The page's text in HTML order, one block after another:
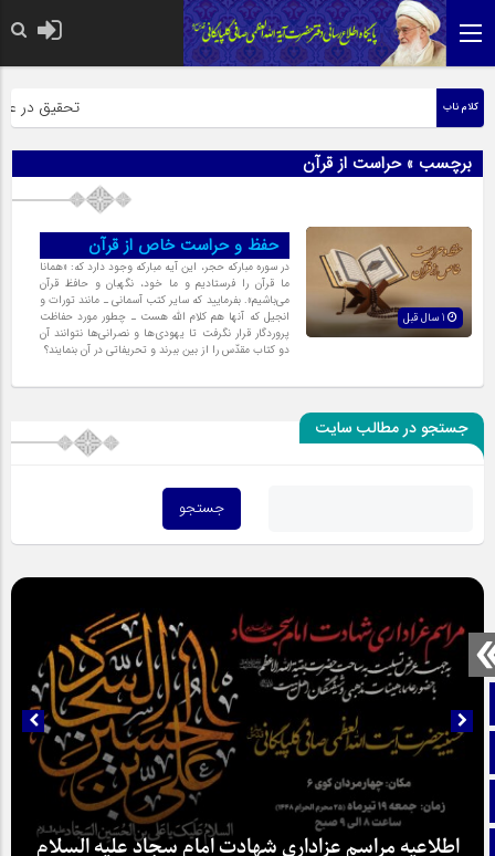
صفحه نخست
تماس با ما
آپارات
کلام ناب تحقیق در
برچسب » حراست از قرآن
حفظ و حراست خاص از قرآن
در سوره مبارکه حجر، این آیه مبارکه وجود دارد که: «همانا
ما قرآن را فرستادیم و ما خود، نگهبان و حافظ قرآن
مى‌باشیم». بفرمایید که سایر کتب آسمانى ـ ‌مانند تورات و
انجیل که آنها هم کلام الله هست ‌ـ چطور مورد حفاظت
پروردگار قرار نگرفت تا یهودی‌ها و نصرانی‌ها نتوانند آن
دو کتاب مقدّس را از بین ببرند و تحریفاتى در آن بنمایند؟
جستجو در مطالب سایت
اطلاعیه مراسم عزاداری شهادت امام سجاد علیه السلام